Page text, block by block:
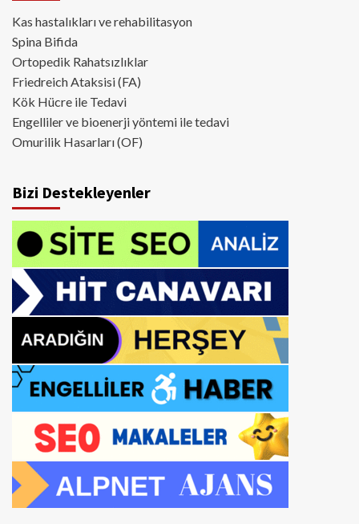
Kas hastalıkları ve rehabilitasyon
Spina Bifida
Ortopedik Rahatsızlıklar
Friedreich Ataksisi (FA)
Kök Hücre ile Tedavi
Engelliler ve bioenerji yöntemi ile tedavi
Omurilik Hasarları (OF)
Bizi Destekleyenler